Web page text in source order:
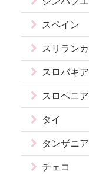
スペイン
スリランカ
スロバキア
スロベニア
タイ
タンザニア
チェコ